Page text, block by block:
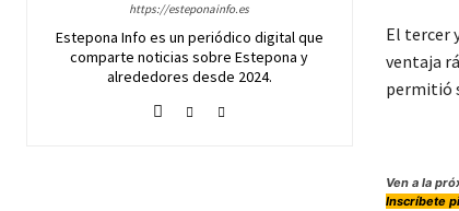
https://esteponainfo.es
Estepona Info es un periódico digital que
comparte noticias sobre Estepona y
alrededores desde 2024.
El tercer
ventaja
permitió
Ven a la
Inscríbete